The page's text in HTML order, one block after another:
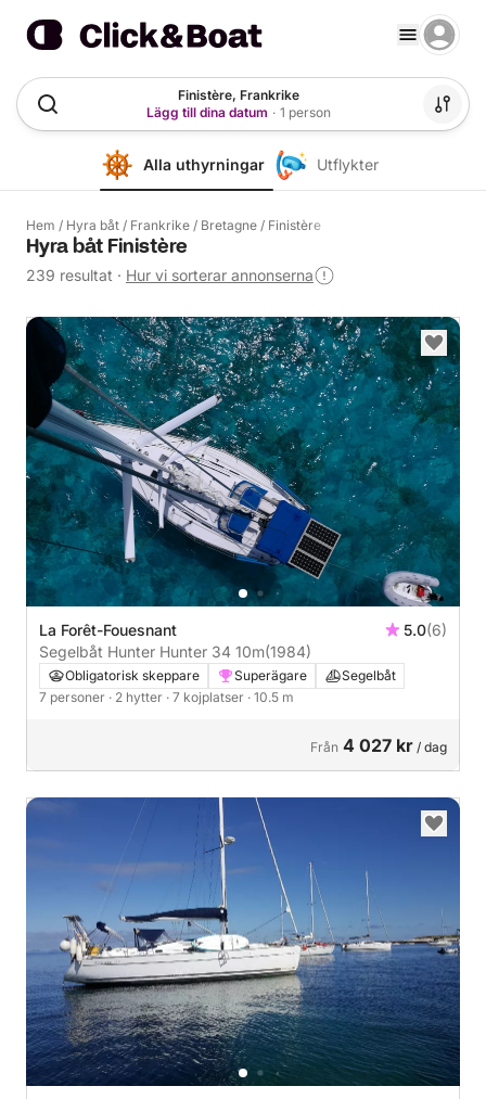
Finistère, Frankrike
Lägg till dina datum · 1 person
Alla uthyrningar Utflykter
Hem / Hyra båt / Frankrike / Bretagne / Finistère
Hyra båt Finistère
239 resultat · Hur vi sorterar annonserna
La Forêt-Fouesnant 5.0(6)
Segelbåt Hunter Hunter 34 10m(1984)
Obligatorisk skeppare Superägare
Segelbåt
7 personer · 2 hytter · 7 kojplatser · 10.5 m
Från 4 027 kr / dag